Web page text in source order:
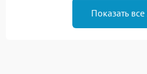
Показать все